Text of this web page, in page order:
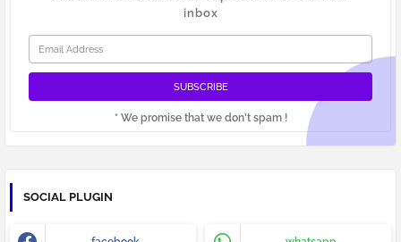
inbox
* We promise that we don't spam !
SOCIAL PLUGIN